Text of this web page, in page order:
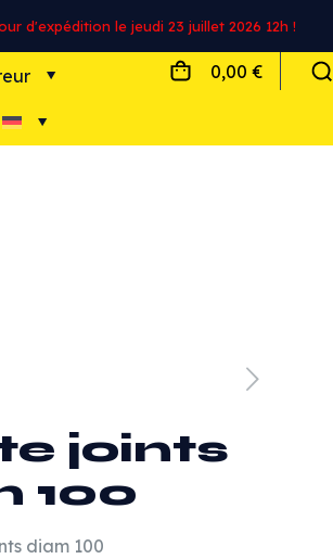
d'expédition le jeudi 23 juillet 2026 12h !
0,00 €
joints
100
diam 100